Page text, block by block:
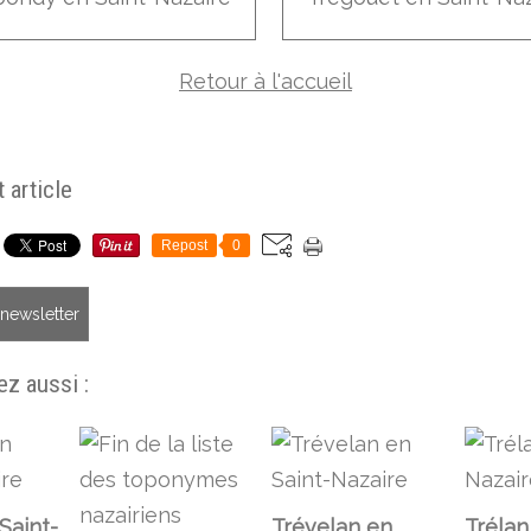
Retour à l'accueil
article
Repost 0
aussi :